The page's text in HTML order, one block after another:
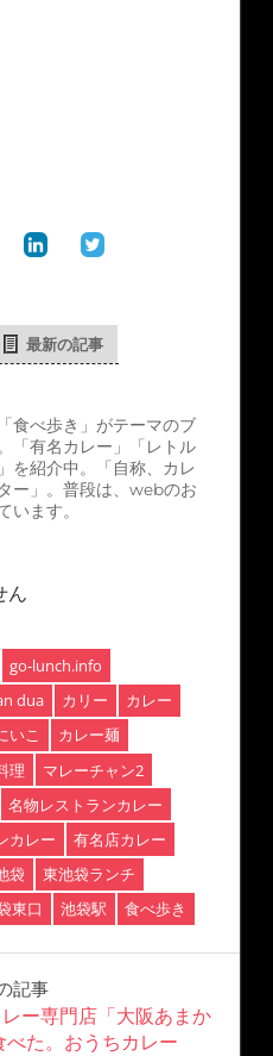
最新の記事
食べ歩き」がテーマのブ
「有名カレー」「レトル
を紹介中。「自称、カレ
ー」。普段は、webのお
います。
ん
go-lunch.info
dua カリー
カレー
いこ
カレー麺
理
マレーチャン2
名物レストランカレー
カレー
有名店カレー
袋
東池袋ランチ
東口 池袋駅 食べ歩き
記事
ー専門店「大阪あまか
べた。おうちカレー